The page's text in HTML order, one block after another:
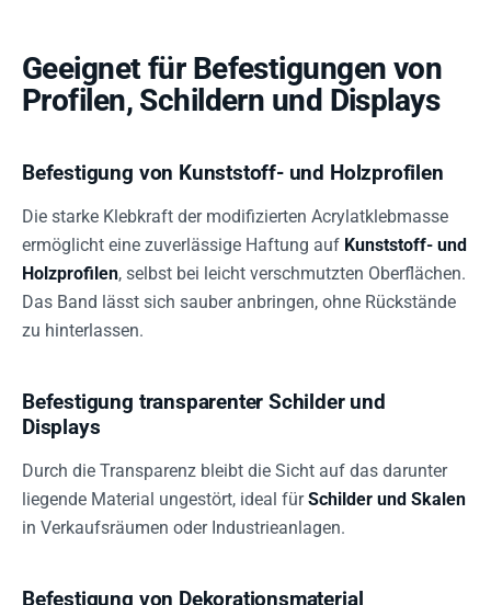
Geeignet für Befestigungen von
Profilen, Schildern und Displays
Befestigung von Kunststoff- und Holzprofilen
Die starke Klebkraft der modifizierten Acrylatklebmasse
ermöglicht eine zuverlässige Haftung auf Kunststoff- und
Holzprofilen, selbst bei leicht verschmutzten Oberflächen.
Das Band lässt sich sauber anbringen, ohne Rückstände
zu hinterlassen.
Befestigung transparenter Schilder und
Displays
Durch die Transparenz bleibt die Sicht auf das darunter
liegende Material ungestört, ideal fürSchilder und Skalen
in Verkaufsräumen oder Industrieanlagen.
Befestigung von Dekorationsmaterial